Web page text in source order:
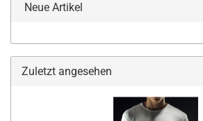
Neue Artikel
Zuletzt angesehen